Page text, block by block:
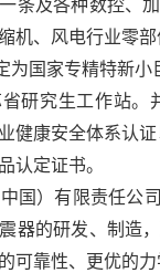
条及各种数控、
机、风电行业零部
为国家专精特新
研究生工作站。
健康安全体系认
认定证书。
国）有限责任公
器的研发、制造
可靠性、更优的